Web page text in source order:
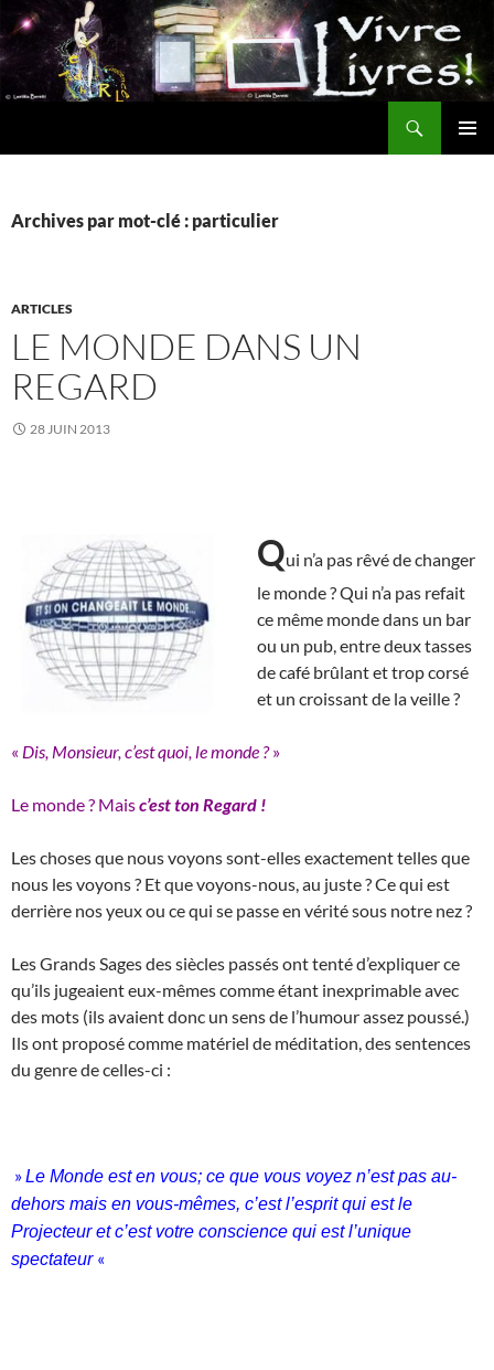
Aller
au
contenu
Archives par mot-clé : particulier
ARTICLES
LE MONDE DANS UN
REGARD
28 JUIN 2013
Qui n’a pas rêvé de changer
le monde ? Qui n’a pas refait
ce même monde dans un bar
ou un pub, entre deux tasses
de café brûlant et trop corsé
et un croissant de la veille ?
« Dis, Monsieur, c’est quoi, le monde ?»
Le monde ? Maisc’estton Regard !
Les choses que nous voyons sont-elles exactement telles que
nous les voyons ? Et que voyons-nous, au juste ? Ce qui est
derrière nos yeux ou ce qui se passe en vérité sous notre nez ?
Les Grands Sages des siècles passés ont tenté d’expliquer ce
qu’ils jugeaient eux-mêmes comme étant inexprimable avec
des mots (ils avaient donc un sens de l’humour assez poussé.)
Ils ont proposé comme matériel de méditation, des sentences
du genre de celles-ci :
»Le Monde est en vous; ce que vous voyez n’est pas au-
dehors mais en vous-mêmes, c’est l’esprit qui est le
Projecteur et c’est votre conscience qui est l’unique
spectateur «